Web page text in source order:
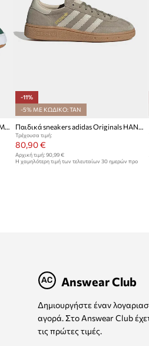
Παιδικά sneakers adidas Originals CAMPUS 00sRIB
-11%
-5% ΜΕ ΚΩΔΙΚΟ: TAN
Παιδικά sneakers adidas Originals HANDBALL SPEZIAL
Τρέχουσα τιμή:
80,90 €
Αρχική τιμή: 90,99 €
Η χαμηλότερη τιμή των τελευταίων 30 ημερών προ
Answear Club
Δημιουργήστε έναν
αγορά. Στο Answear Club
τις πρώτες τιμές.